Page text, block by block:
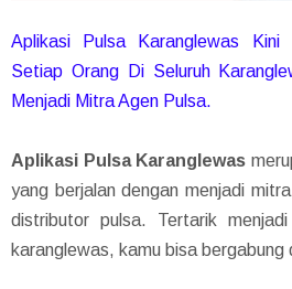
Aplikasi Pulsa Karanglewas Kini
Setiap Orang Di Seluruh
Menjadi Mitra Agen Pulsa.
Aplikasi Pulsa Karanglewas
yang berjalan dengan menjadi
distributor pulsa. Tertarik
karanglewas, kamu bisa